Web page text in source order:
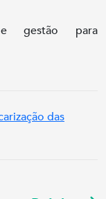
gestão para
das